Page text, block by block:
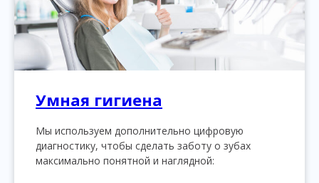
Умная гигиена
Мы используем дополнительно цифровую
диагностику, чтобы сделать заботу о зубах
максимально понятной и наглядной: